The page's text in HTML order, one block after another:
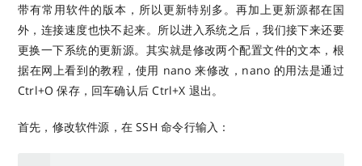
带有常用软件的版本，所以更新特别多。再加上更新源都在国
外，连接速度也快不起来。所以进入系统之后，我们接下来还要
更换一下系统的更新源。其实就是修改两个配置文件的文本，根
据在网上看到的教程，使用 nano 来修改，nano 的用法是通过
Ctrl+O 保存，回车确认后 Ctrl+X 退出。
首先，修改软件源，在 SSH 命令行输入：